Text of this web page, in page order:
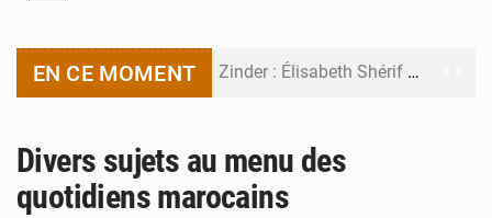
EN CE MOMENT Zinder : Élisabeth Shérif visite l’école Birni Garçon
Divers sujets au menu des
quotidiens marocains